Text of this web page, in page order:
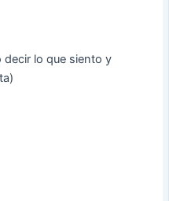
decir lo que siento y